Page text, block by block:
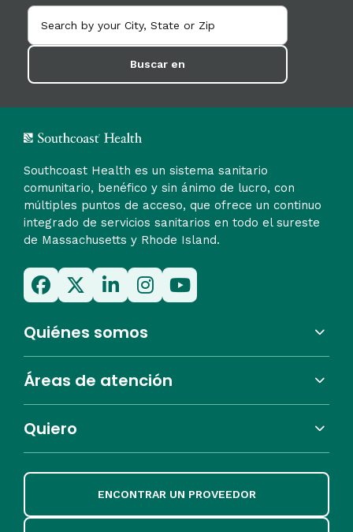
Buscar en
Southcoast Health es un sistema sanitario
comunitario, benéfico y sin ánimo de lucro, con
múltiples puntos de acceso, que ofrece un continuo
integrado de servicios sanitarios en todo el sureste
de Massachusetts y Rhode Island.
Quiénes somos
Áreas de atención
Quiero
ENCONTRAR UN PROVEEDOR